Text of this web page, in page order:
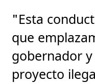
"Esta
que
gobernador
proyecto